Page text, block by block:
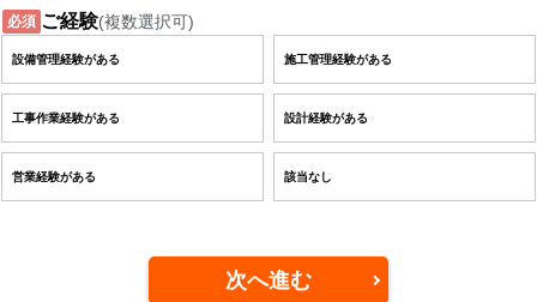
必須 ご経験(複数選択可)
設備管理経験がある 施工管理経験がある
工事作業経験がある 設計経験がある
営業経験がある 該当なし
次へ進む